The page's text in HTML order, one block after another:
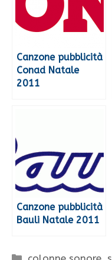
Canzone pubblicità
Conad Natale
2011
Canzone pubblicità
Bauli Natale 2011
Categorie